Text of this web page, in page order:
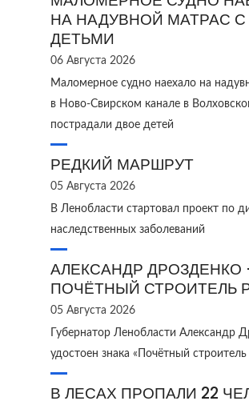
НА НАДУВНОЙ МАТРАС С
ДЕТЬМИ
06 Августа 2026
Маломерное судно наехало на
в Ново‑Свирском канале в
пострадали двое детей
РЕДКИЙ МАРШРУТ
05 Августа 2026
В Ленобласти стартовал проект по
наследственных заболеваний
АЛЕКСАНДР ДРОЗДЕНКО
ПОЧЁТНЫЙ СТРОИТЕЛЬ
05 Августа 2026
Губернатор Ленобласти Александр
удостоен знака «Почётный строитель
В ЛЕСАХ ПРОПАЛИ 22